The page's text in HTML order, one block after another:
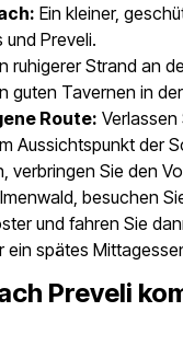
Ein kleiner,
Preveli.
ruhigerer Strand an
guten Tavernen in
Route: Verlassen
Aussichtspunkt der
verbringen Sie den
besuchen
und fahren Sie
ein spätes
Preveli